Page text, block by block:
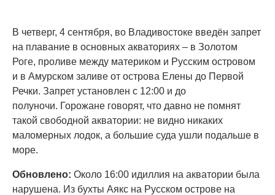
В четверг, 4 сентября, во Владивостоке введён запрет
на плавание в основных акваториях – в Золотом
Роге, проливе между материком и Русским островом
и в Амурском заливе от острова Елены до Первой
Речки. Запрет установлен с 12:00 и до
полуночи. Горожане говорят, что давно не помнят
такой свободной акватории: не видно никаких
маломерных лодок, а большие суда ушли подальше в
море.
Обновлено: Около 16:00 идиллия на акватории была
нарушена. Из бухты Аякс на Русском острове на